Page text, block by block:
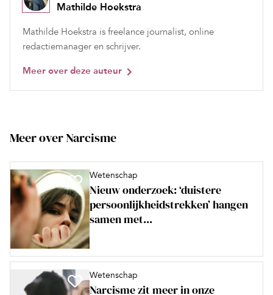
Mathilde Hoekstra
Mathilde Hoekstra is freelance journalist, online
redactiemanager en schrijver.
Meer over deze auteur
Meer over Narcisme
Wetenschap
Nieuw onderzoek: ‘duistere
persoonlijkheidstrekken’ hangen
samen met...
Wetenschap
Narcisme zit meer in onze